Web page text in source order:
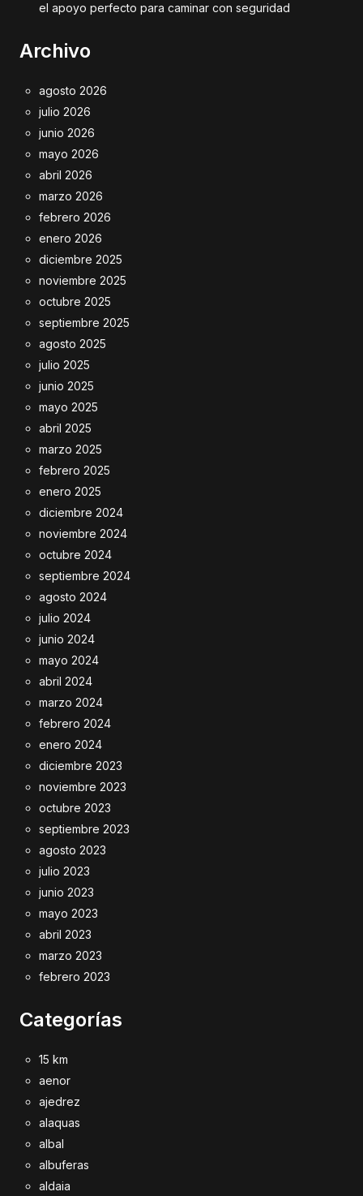
el apoyo perfecto para caminar con seguridad
Archivo
agosto 2026
julio 2026
junio 2026
mayo 2026
abril 2026
marzo 2026
febrero 2026
enero 2026
diciembre 2025
noviembre 2025
octubre 2025
septiembre 2025
agosto 2025
julio 2025
junio 2025
mayo 2025
abril 2025
marzo 2025
febrero 2025
enero 2025
diciembre 2024
noviembre 2024
octubre 2024
septiembre 2024
agosto 2024
julio 2024
junio 2024
mayo 2024
abril 2024
marzo 2024
febrero 2024
enero 2024
diciembre 2023
noviembre 2023
octubre 2023
septiembre 2023
agosto 2023
julio 2023
junio 2023
mayo 2023
abril 2023
marzo 2023
febrero 2023
Categorías
15 km
aenor
ajedrez
alaquas
albal
albuferas
aldaia